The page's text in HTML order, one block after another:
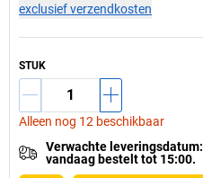
exclusief verzendkosten
STUK
Alleen nog 12 beschikbaar
Verwachte leveringsdatum:
vandaag bestelt tot 15:00.